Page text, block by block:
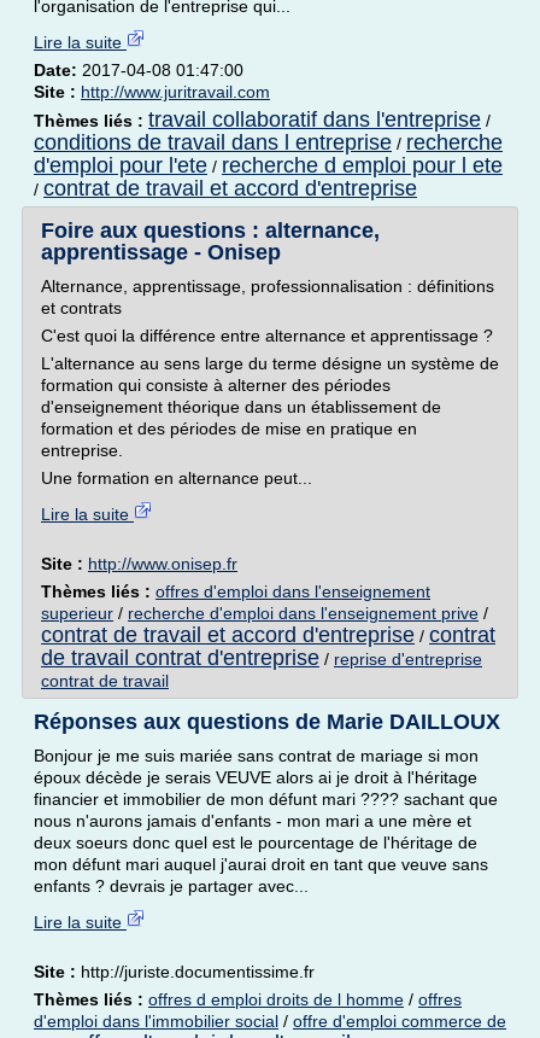
l'organisation de l'entreprise qui...
Lire la suite
Date: 2017-04-08 01:47:00
Site : http://www.juritravail.com
Thèmes liés : travail collaboratif dans l'entreprise /
conditions de travail dans l entreprise / recherche
d'emploi pour l'ete / recherche d emploi pour l ete
/ contrat de travail et accord d'entreprise
Foire aux questions : alternance,
apprentissage - Onisep
Alternance, apprentissage, professionnalisation : définitions
et contrats
C'est quoi la différence entre alternance et apprentissage ?
L'alternance au sens large du terme désigne un système de
formation qui consiste à alterner des périodes
d'enseignement théorique dans un établissement de
formation et des périodes de mise en pratique en
entreprise.
Une formation en alternance peut...
Lire la suite
Site : http://www.onisep.fr
Thèmes liés : offres d'emploi dans l'enseignement
superieur / recherche d'emploi dans l'enseignement prive /
contrat de travail et accord d'entreprise / contrat
de travail contrat d'entreprise / reprise d'entreprise
contrat de travail
Réponses aux questions de Marie DAILLOUX
Bonjour je me suis mariée sans contrat de mariage si mon
époux décède je serais VEUVE alors ai je droit à l'héritage
financier et immobilier de mon défunt mari ???? sachant que
nous n'aurons jamais d'enfants - mon mari a une mère et
deux soeurs donc quel est le pourcentage de l'héritage de
mon défunt mari auquel j'aurai droit en tant que veuve sans
enfants ? devrais je partager avec...
Lire la suite
Site : http://juriste.documentissime.fr
Thèmes liés : offres d emploi droits de l homme / offres
d'emploi dans l'immobilier social / offre d'emploi commerce de